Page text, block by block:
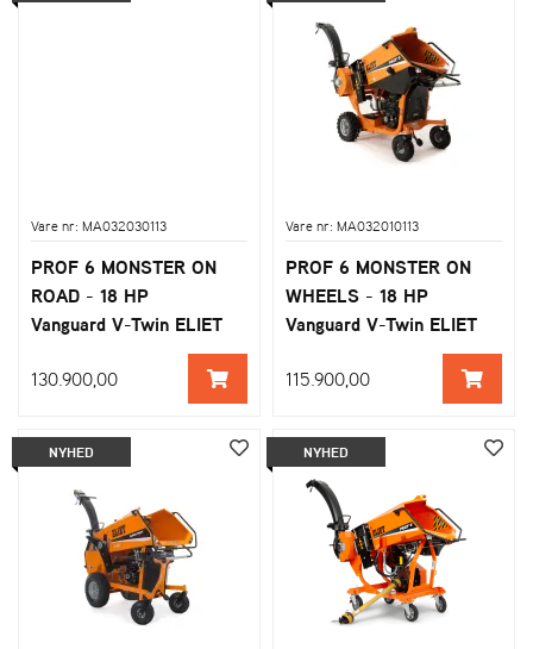
Vare nr: MA032030113
PROF 6 MONSTER ON
ROAD - 18 HP
Vanguard V-Twin ELIET
130.900,00
Vare nr: MA032010113
PROF 6 MONSTER ON
WHEELS - 18 HP
Vanguard V-Twin ELIET
115.900,00
NYHED NYHED